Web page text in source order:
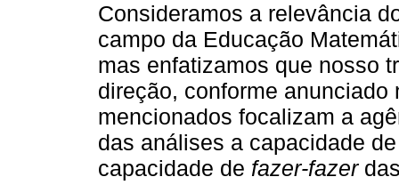
Consideramos a relevância
campo da Educação
mas enfatizamos que nosso
direção, conforme
mencionados focalizam a
das análises a capacidade
capacidade de fazer-fazer